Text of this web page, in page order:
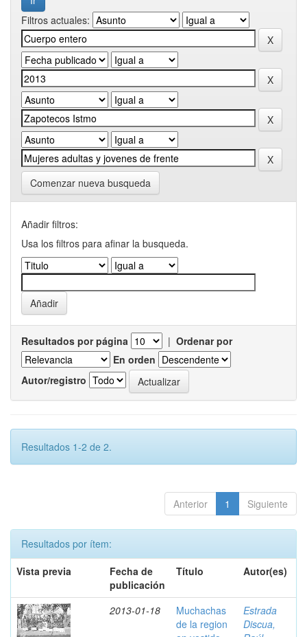
Filtros actuales:
Comenzar nueva busqueda
Añadir filtros:
Usa los filtros para afinar la busqueda.
Resultados por página | Ordenar por
En orden
Autor/registro
Resultados 1-2 de 2.
Anterior 1 Siguiente
Resultados por ítem:
Vista previa
Fecha de
publicación
Título Autor(es)
2013-01-18
Muchachas
de la region
Estrada
Discua,